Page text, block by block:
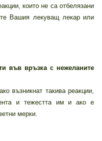
които не са отбелязани
Вашия лекуващ лекар или
във връзка с нежеланите
възникнат такива реакции,
и тежестта им и ако е
мерки.